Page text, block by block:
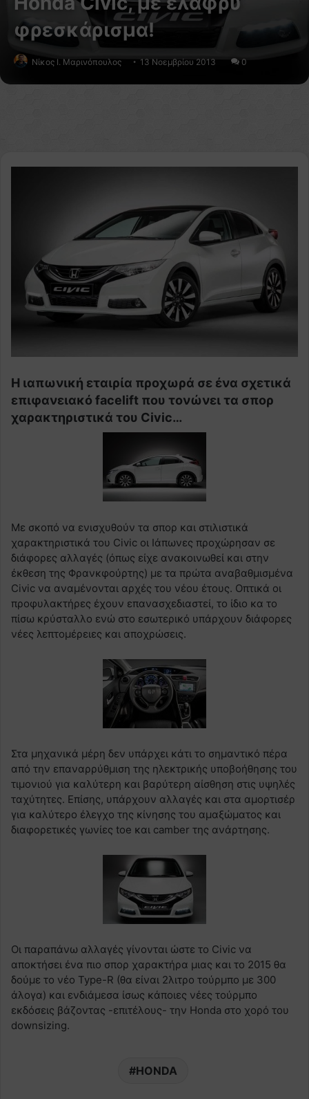
φρεσκάρισμα!
Nίκος Ι. Mαρινόπουλος 13 Νοεμβρίου 2013 0
Η ιαπωνική εταιρία προχωρά σε ένα σχετικά
επιφανειακό facelift που τονώνει τα σπορ
χαρακτηριστικά του Civic…
Με σκοπό να ενισχυθούν τα σπορ και στιλιστικά
χαρακτηριστικά του Civic οι Ιάπωνες προχώρησαν σε
διάφορες αλλαγές (όπως είχε ανακοινωθεί και στην
έκθεση της Φρανκφούρτης) με τα πρώτα αναβαθμισμένα
Civic να αναμένονται αρχές του νέου έτους. Οπτικά οι
προφυλακτήρες έχουν επανασχεδιαστεί, το ίδιο κα το
πίσω κρύσταλλο ενώ στο εσωτερικό υπάρχουν διάφορες
νέες λεπτομέρειες και αποχρώσεις.
Στα μηχανικά μέρη δεν υπάρχει κάτι το σημαντικό πέρα
από την επαναρρύθμιση της ηλεκτρικής υποβοήθησης του
τιμονιού για καλύτερη και βαρύτερη αίσθηση στις υψηλές
ταχύτητες. Επίσης, υπάρχουν αλλαγές και στα αμορτισέρ
για καλύτερο έλεγχο της κίνησης του αμαξώματος και
διαφορετικές γωνίες toe και camber της ανάρτησης.
Οι παραπάνω αλλαγές γίνονται ώστε το Civic να
αποκτήσει ένα πιο σπορ χαρακτήρα μιας και το 2015 θα
δούμε το νέο Type-R (θα είναι 2λιτρο τούρμπο με 300
άλογα) και ενδιάμεσα ίσως κάποιες νέες τούρμπο
εκδόσεις βάζοντας -επιτέλους- την Honda στο χορό του
downsizing.
HONDA